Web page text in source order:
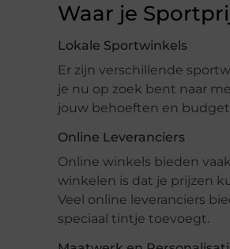
Waar je
Lokale Sportwinkels
Er zijn verschillende
je nu op zoek bent naar
jouw behoeften en
Online Leveranciers
Online winkels bieden
winkelen is dat je prijzen
Veel online leveranciers
speciaal tintje toevoegt.